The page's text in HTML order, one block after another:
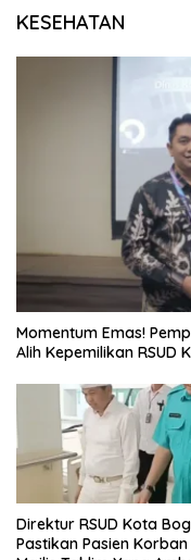
KESEHATAN
Momentum Emas!
Alih Kepemilikan RSUD
Direktur RSUD Kota
Pastikan Pasien Korban